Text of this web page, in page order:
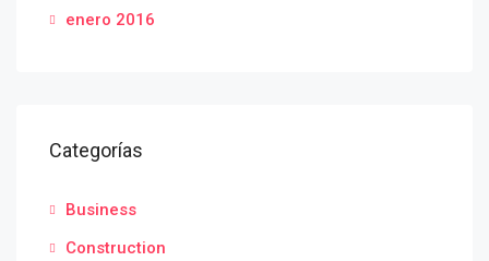
enero 2016
Categorías
Business
Construction